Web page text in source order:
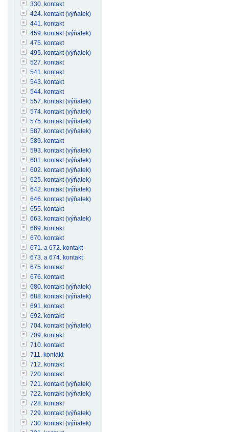
330. kontakt
424. kontakt (výňatek)
441. kontakt
459. kontakt (výňatek)
475. kontakt
495. kontakt (výňatek)
527. kontakt
541. kontakt
543. kontakt
544. kontakt
557. kontakt (výňatek)
574. kontakt (výňatek)
575. kontakt (výňatek)
587. kontakt (výňatek)
589. kontakt
593. kontakt (výňatek)
601. kontakt (výňatek)
602. kontakt (výňatek)
625. kontakt (výňatek)
642. kontakt (výňatek)
646. kontakt (výňatek)
655. kontakt
663. kontakt (výňatek)
669. kontakt
670. kontakt
671. a 672. kontakt
673. a 674. kontakt
675. kontakt
676. kontakt
680. kontakt (výňatek)
688. kontakt (výňatek)
691. kontakt
692. kontakt
704. kontakt (výňatek)
709. kontakt
710. kontakt
711. kontakt
712. kontakt
720. kontakt
721. kontakt (výňatek)
722. kontakt (výňatek)
728. kontakt
729. kontakt (výňatek)
730. kontakt (výňatek)